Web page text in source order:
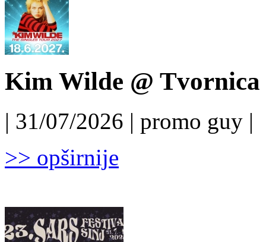
Kim Wilde @ Tvornica
| 31/07/2026 | promo guy |
>> opširnije